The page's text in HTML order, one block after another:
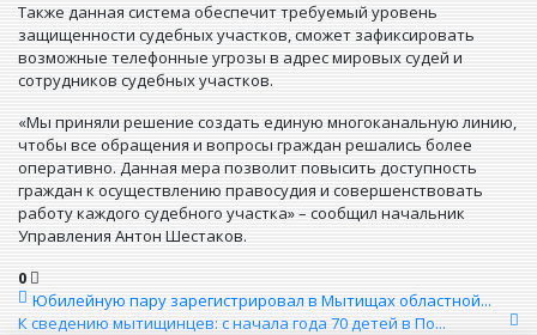
Также данная система обеспечит требуемый уровень
защищенности судебных участков, сможет зафиксировать
возможные телефонные угрозы в адрес мировых судей и
сотрудников судебных участков.
«Мы приняли решение создать единую многоканальную линию,
чтобы все обращения и вопросы граждан решались более
оперативно. Данная мера позволит повысить доступность
граждан к осуществлению правосудия и совершенствовать
работу каждого судебного участка» – сообщил начальник
Управления Антон Шестаков.
0
Юбилейную пару зарегистрировал в Мытищах областной...
К сведению мытищинцев: с начала года 70 детей в По...